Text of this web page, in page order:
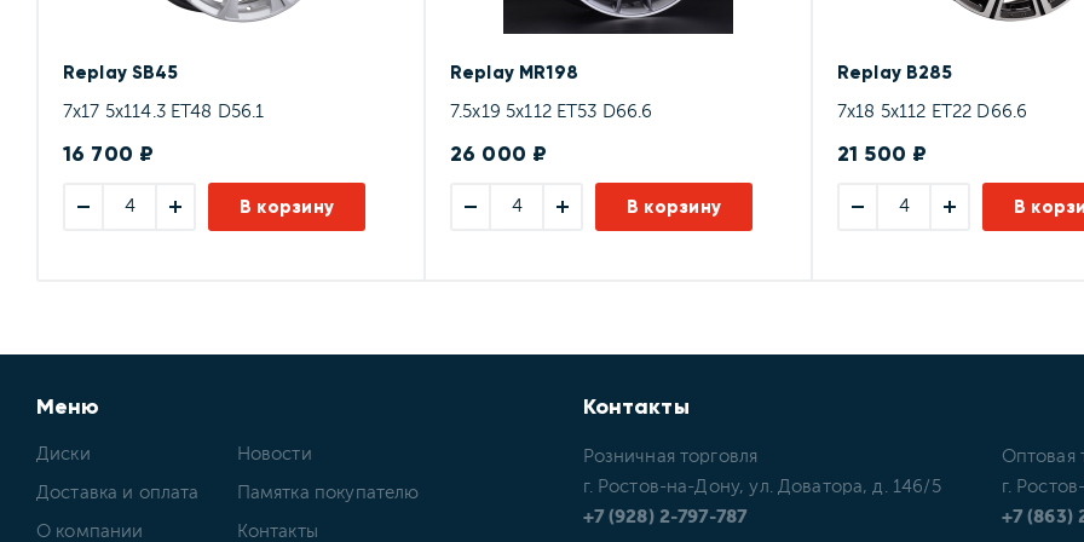
Replay SB45
7x17 5x114.3 ET48 D56.1
16 700 ₽
В корзину
Replay MR198
7.5x19 5x112 ET53 D66.6
26 000 ₽
В корзину
Replay B285
7x18 5x112 ET22 D66.6
21 500 ₽
В
Меню
Диски
Доставка и оплата
О компании
Новости
Памятка покупателю
Контакты
Контакты
Розничная торговля
г. Ростов-на-Дону, ул. Доватора, д. 146/5
+7 (928) 2-797-787
Оптовая
г.
+7 (863)